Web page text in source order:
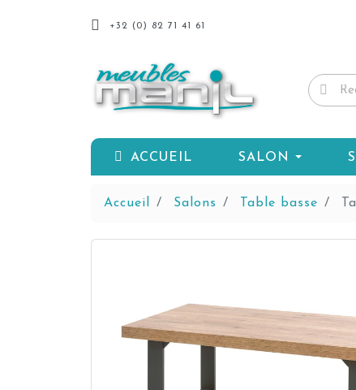
+32 (0) 82 71 41 61
ACCUEIL SALON
Accueil Salons Table basse